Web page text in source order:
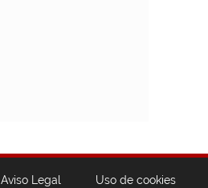
Aviso Legal Uso de cookies